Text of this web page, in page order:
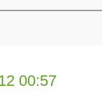
00:57